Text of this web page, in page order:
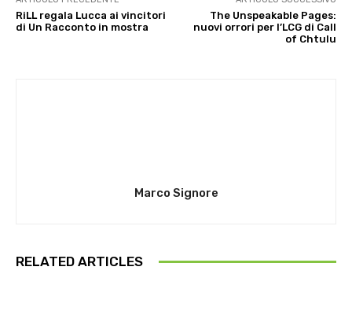
RiLL regala Lucca ai vincitori
di Un Racconto in mostra
The Unspeakable Pages:
nuovi orrori per l’LCG di Call
of Chtulu
Marco Signore
RELATED ARTICLES